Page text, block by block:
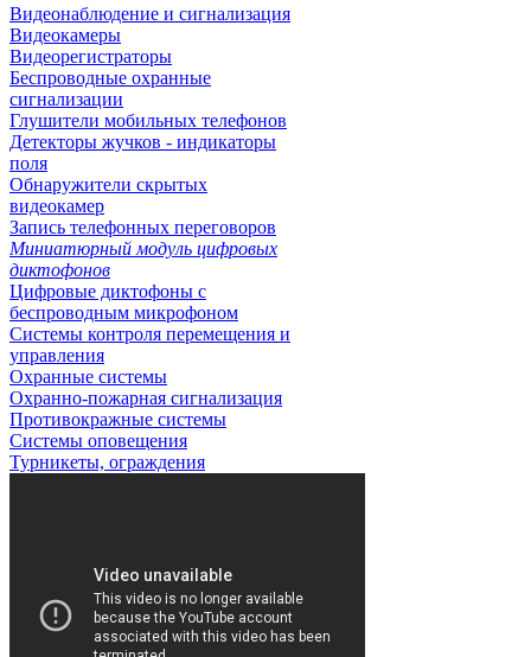
Видеонаблюдение и сигнализация
Видеокамеры
Видеорегистраторы
Беспроводные охранные
сигнализации
Глушители мобильных телефонов
Детекторы жучков - индикаторы
поля
Обнаружители скрытых
видеокамер
Запись телефонных переговоров
Миниатюрный модуль цифровых
диктофонов
Цифровые диктофоны с
беспроводным микрофоном
Системы контроля перемещения и
управления
Охранные системы
Охранно-пожарная сигнализация
Противокражные системы
Системы оповещения
Турникеты, ограждения